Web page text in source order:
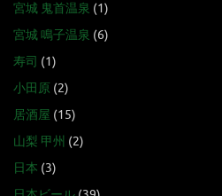
宮城 鬼首温泉 (1)
宮城 鳴子温泉 (6)
寿司 (1)
小田原 (2)
居酒屋 (15)
山梨 甲州 (2)
日本 (3)